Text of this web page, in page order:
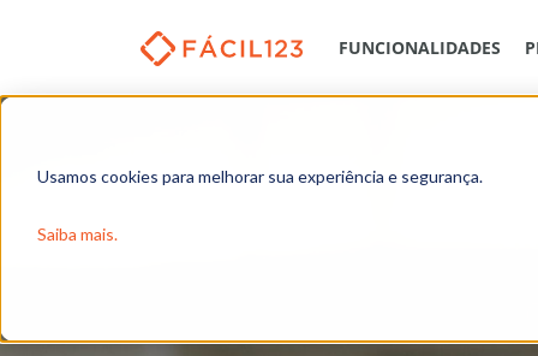
Usamos cookies para melhorar sua experiência e segurança.
Saiba mais.
FUNCIONALIDADES
Vendas, NF-e e NFCe